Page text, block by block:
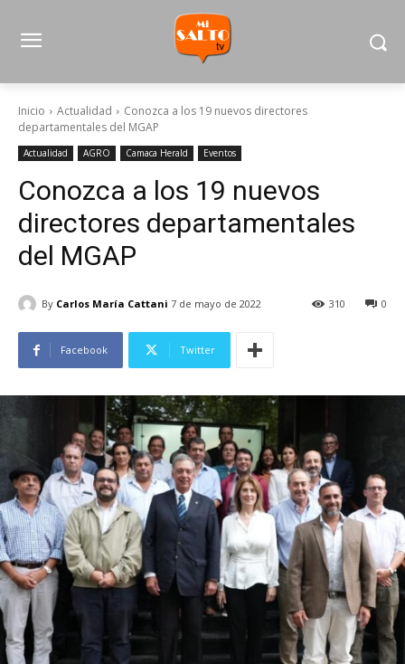
Inicio Actualidad
Conozca a los 19 nuevos directores
departamentales del MGAP
Actualidad AGRO Camaca Herald Eventos
Conozca a los 19 nuevos
directores departamentales
del MGAP
By Carlos María Cattani 7 de mayo de 2022 0
310
Facebook Twitter